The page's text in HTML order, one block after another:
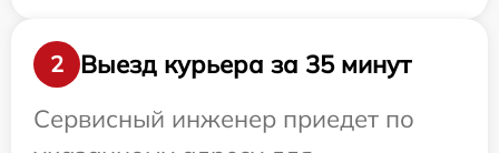
2
Выезд курьера за 35 минут
Сервисный инженер приедет по